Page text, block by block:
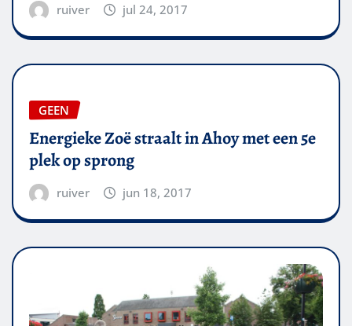
ruiver jul 24, 2017
GEEN
Energieke Zoë straalt in Ahoy met een 5e
plek op sprong
ruiver jun 18, 2017